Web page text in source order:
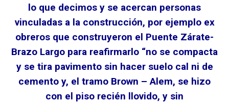
lo que decimos y se acercan personas
vinculadas a la construcción, por ejemplo ex
obreros que construyeron el Puente Zárate-
Brazo Largo para reafirmarlo “no se compacta
y se tira pavimento sin hacer suelo cal ni de
cemento y, el tramo Brown – Alem, se hizo
con el piso recién llovido, y sin